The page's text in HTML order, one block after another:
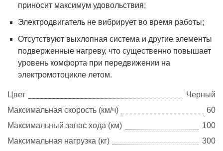
приносит максимум удовольствия;
Электродвигатель не вибрирует во время работы;
Отсутствуют выхлопная система и другие элементы
подверженные нагреву, что существенно повышает
уровень комфорта при передвижении на
электромотоцикле летом.
Цвет
Черный
Максимальная скорость (км/ч)
60
Максимальный запас хода (км)
100
Максимальная нагрузка (кг)
300